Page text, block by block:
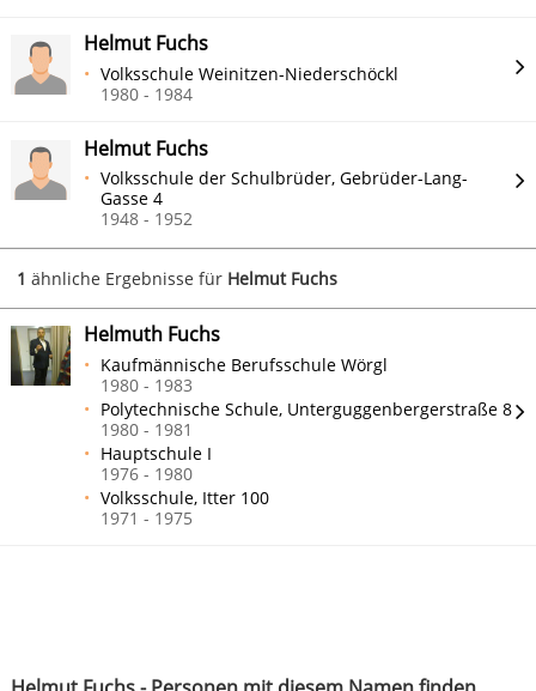
Helmut Fuchs
Volksschule Weinitzen-Niederschöckl
1980 - 1984
Helmut Fuchs
Volksschule der Schulbrüder, Gebrüder-Lang-
Gasse 4
1948 - 1952
1 ähnliche Ergebnisse für Helmut Fuchs
Helmuth Fuchs
Kaufmännische Berufsschule Wörgl
1980 - 1983
Polytechnische Schule, Unterguggenbergerstraße 8
1980 - 1981
Hauptschule I
1976 - 1980
Volksschule, Itter 100
1971 - 1975